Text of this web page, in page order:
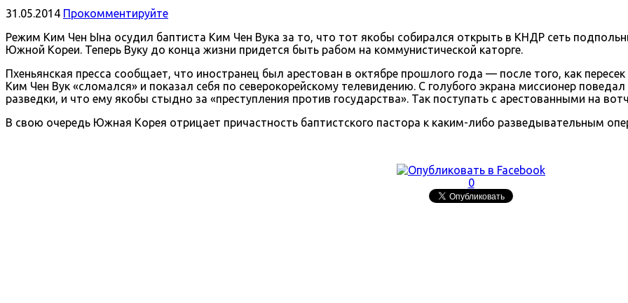
31.05.2014 Прокомментируйте
Режим Ким Чен Ына осудил баптиста Ким Чен Вука за то, что тот якобы собирался открыть в КНДР сеть
Южной Кореи. Теперь Вуку до конца жизни придется быть рабом на коммунистической каторге.
Пхеньянская пресса сообщает, что иностранец был арестован в октябре прошлого года — после того, как
Ким Чен Вук «сломался» и показал себя по северокорейскому телевидению. С голубого экрана миссионер
разведки, и что ему якобы стыдно за «преступления против государства». Так поступать с арестованными на
В свою очередь Южная Корея отрицает причастность баптистского пастора к каким-либо разведывательным
0